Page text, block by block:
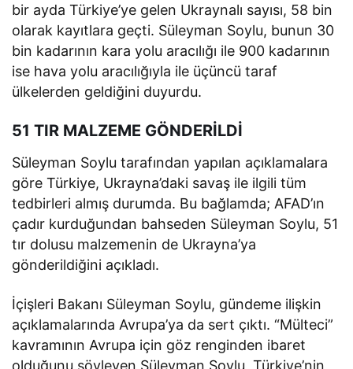
bir ayda Türkiye’ye gelen Ukraynalı sayısı, 58 bin
olarak kayıtlara geçti. Süleyman Soylu, bunun 30
bin kadarının kara yolu aracılığı ile 900 kadarının
ise hava yolu aracılığıyla ile üçüncü taraf
ülkelerden geldiğini duyurdu.
51 TIR MALZEME GÖNDERİLDİ
Süleyman Soylu tarafından yapılan açıklamalara
göre Türkiye, Ukrayna’daki savaş ile ilgili tüm
tedbirleri almış durumda. Bu bağlamda; AFAD’ın
çadır kurduğundan bahseden Süleyman Soylu, 51
tır dolusu malzemenin de Ukrayna’ya
gönderildiğini açıkladı.
İçişleri Bakanı Süleyman Soylu, gündeme ilişkin
açıklamalarında Avrupa’ya da sert çıktı. “Mülteci”
kavramının Avrupa için göz renginden ibaret
olduğunu söyleyen Süleyman Soylu, Türkiye’nin